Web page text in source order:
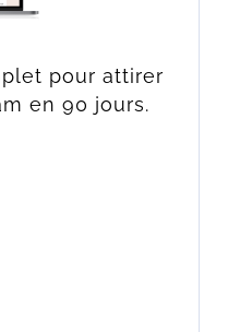
pour attirer
en 90 jours.